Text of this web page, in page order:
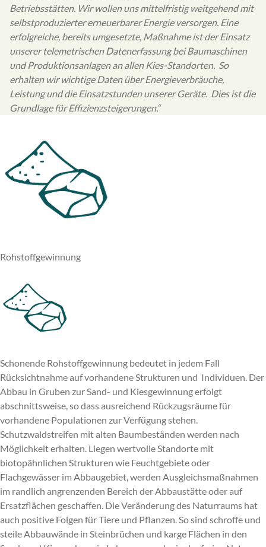
Betriebsstätten. Wir wollen uns mittelfristig weitgehend mit
selbstproduzierter erneuerbarer Energie versorgen. Eine
erfolgreiche, bereits umgesetzte, Maßnahme ist der Einsatz
unserer telemetrischen Datenerfassung bei Baumaschinen
und Produktionsanlagen an allen Kies-Standorten. So
erhalten wir wichtige Daten über Energieverbräuche,
Leistung und die Einsatzstunden unserer Geräte. Dies ist die
Grundlage für Effizienzsteigerungen.“
Rohstoffgewinnung
Schonende Rohstoffgewinnung bedeutet in jedem Fall
Rücksichtnahme auf vorhandene Strukturen und Individuen. Der
Abbau in Gruben zur Sand- und Kiesgewinnung erfolgt
abschnittsweise, so dass ausreichend Rückzugsräume für
vorhandene Populationen zur Verfügung stehen.
Schutzwaldstreifen mit alten Baumbeständen werden nach
Möglichkeit erhalten. Liegen wertvolle Standorte mit
biotopähnlichen Strukturen wie Feuchtgebiete oder
Flachgewässer im Abbaugebiet, werden Ausgleichsmaßnahmen
im randlich angrenzenden Bereich der Abbaustätte oder auf
Ersatzflächen geschaffen. Die Veränderung des Naturraums hat
auch positive Folgen für Tiere und Pflanzen. So sind schroffe und
steile Abbauwände in Steinbrüchen und karge Flächen in den